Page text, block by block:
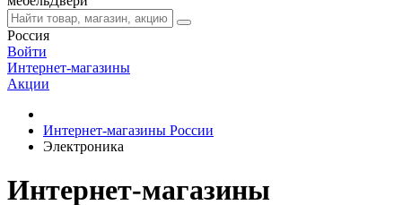
Россия
Войти
Интернет-магазины
Акции
Интернет-магазины России
Электроника
Интернет-магазины